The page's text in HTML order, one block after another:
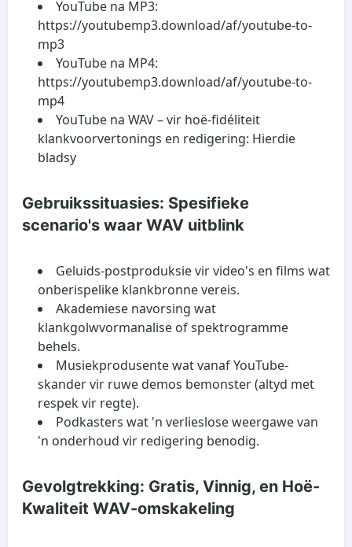
YouTube na MP3:
https://youtubemp3.download/af/youtube-to-
mp3
YouTube na MP4:
https://youtubemp3.download/af/youtube-to-
mp4
YouTube na WAV – vir hoë-fidéliteit
klankvoorvertonings en redigering: Hierdie
bladsy
Gebruikssituasies: Spesifieke
scenario's waar WAV uitblink
Geluids-postproduksie vir video's en films wat
onberispelike klankbronne vereis.
Akademiese navorsing wat
klankgolwvormanalise of spektrogramme
behels.
Musiekprodusente wat vanaf YouTube-
skander vir ruwe demos bemonster (altyd met
respek vir regte).
Podkasters wat 'n verlieslose weergawe van
'n onderhoud vir redigering benodig.
Gevolgtrekking: Gratis, Vinnig, en Hoë-
Kwaliteit WAV-omskakeling